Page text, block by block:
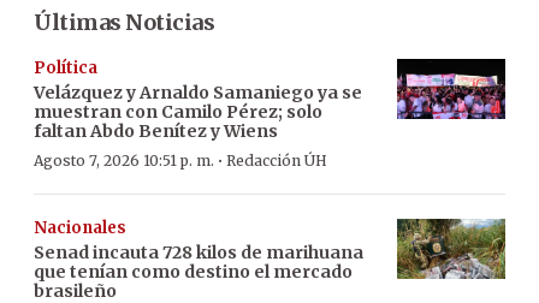
Últimas Noticias
Política
Velázquez y Arnaldo Samaniego ya se
muestran con Camilo Pérez; solo
faltan Abdo Benítez y Wiens
Agosto 7, 2026 10:51 p. m. · Redacción ÚH
Nacionales
Senad incauta 728 kilos de marihuana
que tenían como destino el mercado
brasileño